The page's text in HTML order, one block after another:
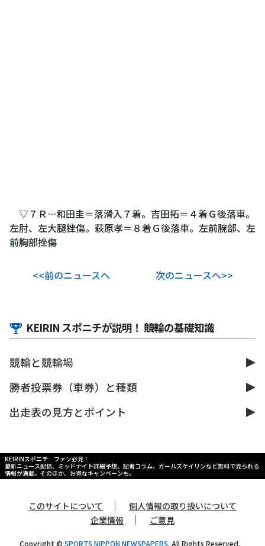
▽７Ｒ…和田圭＝落滑入７着。吉田拓＝４着Ｇ後落車。
左肘、左大腿挫傷。萩原孝＝８着Ｇ後落車。左前腕部、左
前胸部挫傷
<<前のニュースへ 次のニュースへ>>
KEIRIN スポニチが説明！ 競輪の基礎知識
競輪と競輪場
勝者投票券（車券）と種類
出走表の見方とポイント
KEIRINスポニチ ファン必見！
最新ニュース配信、ミッドナイト詳細予想、記者コラム、ガールズケイリンなど無料で見られる
情報が満載。そのほか、お得なキャンペーンも。
このサイトについて ｜
個人情報の取り扱いについて
企業情報
｜ ご意見
Copyright © SPORTS NIPPON NEWSPAPERS. All Rights Reserved.